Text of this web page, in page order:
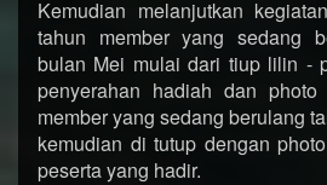
Kemudian melanjutkan
tahun member yang sedang
bulan Mei mulai dari tiup lilin -
penyerahan hadiah dan photo
member yang sedang berulang
kemudian di tutup dengan
peserta yang hadir.